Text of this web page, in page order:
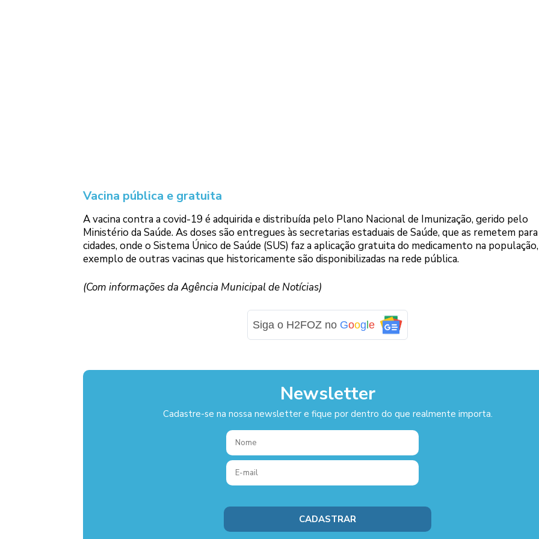
Vacina pública e gratuita
A vacina contra a covid-19 é adquirida e distribuída pelo Plano Nacional de Imunização, gerido pelo
Ministério da Saúde. As doses são entregues às secretarias estaduais de Saúde, que as remetem para
cidades, onde o Sistema Único de Saúde (SUS) faz a aplicação gratuita do medicamento na
exemplo de outras vacinas que historicamente são disponibilizadas na rede pública.
(Com informações da Agência Municipal de Notícias)
Siga o H2FOZ no Google
Newsletter
Cadastre-se na nossa newsletter e fique por dentro do que realmente importa.